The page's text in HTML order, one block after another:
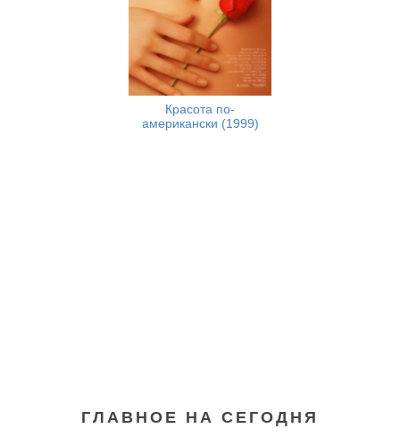
Красота по-
американски (1999)
ГЛАВНОЕ НА СЕГОДНЯ